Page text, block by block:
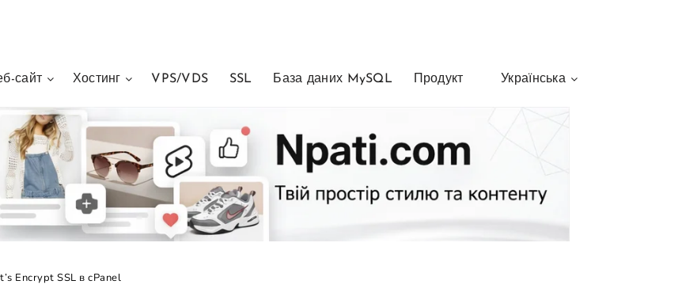
сайт Хостинг VPS/VDS SSL База даних MySQL Продукт Українська
Encrypt SSL в cPanel